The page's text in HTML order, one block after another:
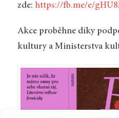
zde: https://fb.me/e/
Akce proběhne díky
kultury a Ministerstva